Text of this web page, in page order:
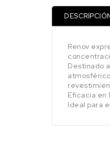
Renov
Destinado
Eficacia en
Ideal para